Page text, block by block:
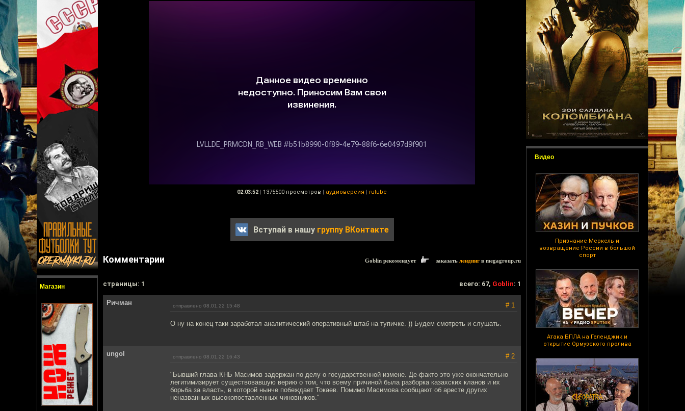
Магазин
Видео
Признание Меркель и
возвращение России в большой
спорт
Атака БПЛА на Геленджик и
открытие Ормузского пролива
02:03:52 | 1375500 просмотров | аудиоверсия | rutube
Вступай в нашу группу ВКонтакте
Комментарии Goblin рекомендует заказать лендинг в megagroup.ru
cтраницы: 1 всего: 67, Goblin: 1
Ричман отправлено 08.01.22 15:48 # 1
О ну на конец таки заработал аналитический оперативный штаб на тупичке. )) Будем смотреть и слушать.
ungol отправлено 08.01.22 16:43 # 2
"Бывший глава КНБ Масимов задержан по делу о государственной измене. Де-факто это уже окончательно
легитимизирует существовавшую верию о том, что всему причиной была разборка казахских кланов и их
борьба за власть, в которой нынче побеждает Токаев. Помимо Масимова сообщают об аресте других
неназванных высокопоставленных чиновников."